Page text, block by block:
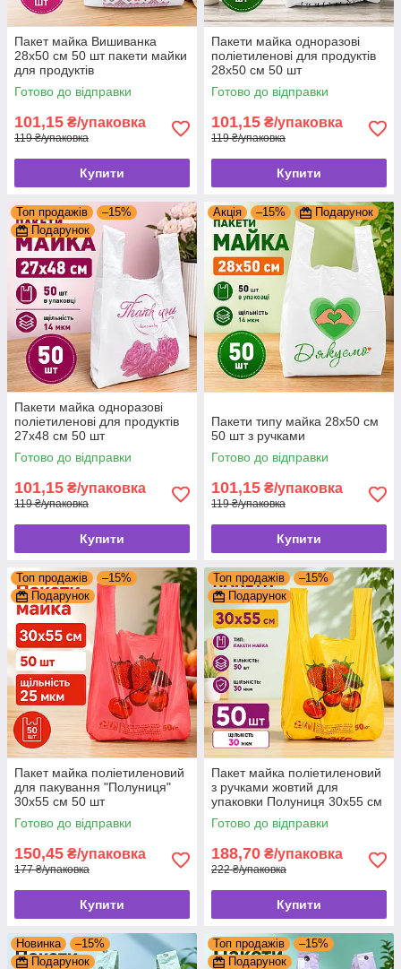
Пакет майка Вишиванка
28х50 см 50 шт пакети майки
для продуктів
Готово до відправки
101,15 ₴/упаковка
119 ₴/упаковка
Купити
Пакети майка одноразові
поліетиленові для продуктів
28x50 см 50 шт
Готово до відправки
101,15 ₴/упаковка
119 ₴/упаковка
Купити
Топ продажів
–15%
Подарунок
Пакети майка одноразові
поліетиленові для продуктів
27х48 см 50 шт
Готово до відправки
101,15 ₴/упаковка
119 ₴/упаковка
Купити
Акція –15% Подарунок
Пакети типу майка 28x50 см
50 шт з ручками
Готово до відправки
101,15 ₴/упаковка
119 ₴/упаковка
Купити
Топ продажів
–15%
Подарунок
Пакет майка поліетиленовий
для пакування "Полуниця"
30х55 см 50 шт
Готово до відправки
150,45 ₴/упаковка
177 ₴/упаковка
Купити
Топ продажів
–15%
Подарунок
Пакет майка поліетиленовий
з ручками жовтий для
упаковки Полуниця 30х55 см
50 шт 30 мкм
Готово до відправки
188,70 ₴/упаковка
222 ₴/упаковка
Купити
Новинка
–15%
Подарунок
Топ продажів
–15%
Подарунок